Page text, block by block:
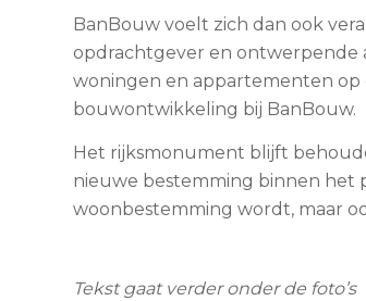
BanBouw voelt zich dan ook
opdrachtgever en ontwerpende
woningen en appartementen op
bouwontwikkeling bij BanBouw.
Het rijksmonument blijft
nieuwe bestemming binnen het
woonbestemming wordt, maar
Tekst gaat verder onder de foto’s